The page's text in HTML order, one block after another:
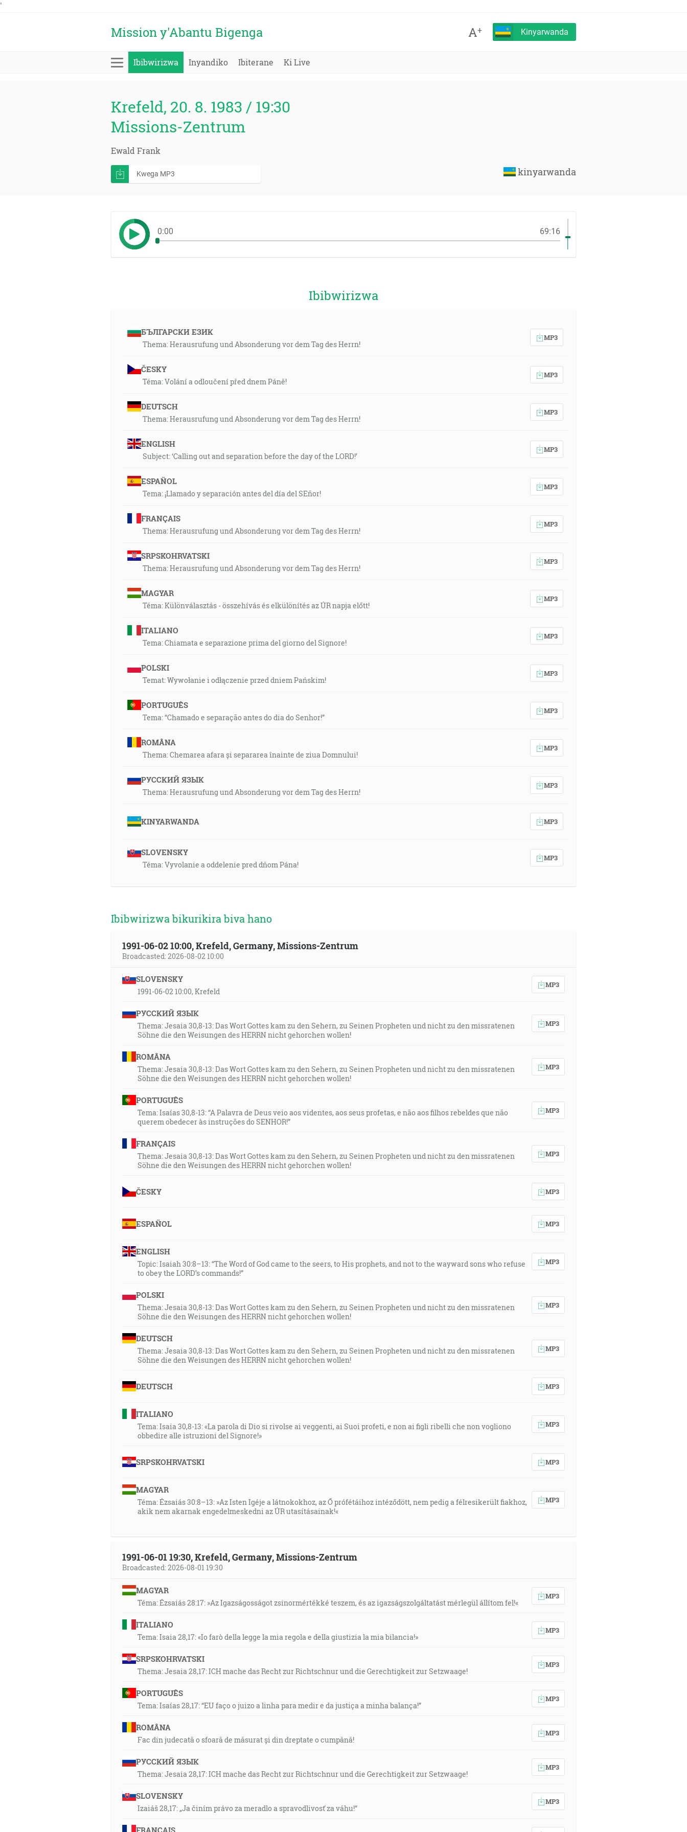
'
Mission y'Abantu Bigenga A+ Kinyarwanda
Ibibwirizwa Inyandiko Ibiterane Ki Live
Krefeld, 20. 8. 1983 / 19:30
Missions-Zentrum
Ewald Frank
kinyarwanda
Kwega MP3
0:00 69:16
Ibibwirizwa
БЪЛГАРСКИ ЕЗИК
Thema: Herausrufung und Absonderung vor dem Tag des Herrn!
MP3
ČESKY
Téma: Volání a odloučení před dnem Páně!
MP3
DEUTSCH
Thema: Herausrufung und Absonderung vor dem Tag des Herrn!
MP3
ENGLISH
Subject: ‘Calling out and separation before the day of the LORD!’
MP3
ESPAÑOL
Tema: ¡Llamado y separación antes del día del SEñor!
MP3
FRANÇAIS
Thema: Herausrufung und Absonderung vor dem Tag des Herrn!
MP3
SRPSKOHRVATSKI
Thema: Herausrufung und Absonderung vor dem Tag des Herrn!
MP3
MAGYAR
Téma: Különválasztás - összehívás és elkülönítés az ÚR napja előtt!
MP3
ITALIANO
Tema: Chiamata e separazione prima del giorno del Signore!
MP3
POLSKI
Temat: Wywołanie i odłączenie przed dniem Pańskim!
MP3
PORTUGUÊS
Tema: “Chamado e separação antes do dia do Senhor!”
MP3
ROMÂNA
Thema: Chemarea afara și separarea înainte de ziua Domnului!
MP3
РУССКИЙ ЯЗЫК
Thema: Herausrufung und Absonderung vor dem Tag des Herrn!
MP3
KINYARWANDA MP3
SLOVENSKY
Téma: Vyvolanie a oddelenie pred dňom Pána!
MP3
Ibibwirizwa bikurikira biva hano
1991-06-02 10:00, Krefeld, Germany, Missions-Zentrum
Broadcasted: 2026-08-02 10:00
SLOVENSKY
1991-06-02 10:00, Krefeld
MP3
РУССКИЙ ЯЗЫК
Thema: Jesaia 30,8-13: Das Wort Gottes kam zu den Sehern, zu Seinen Propheten und nicht zu den missratenen
Söhne die den Weisungen des HERRN nicht gehorchen wollen!
MP3
ROMÂNA
Thema: Jesaia 30,8-13: Das Wort Gottes kam zu den Sehern, zu Seinen Propheten und nicht zu den missratenen
Söhne die den Weisungen des HERRN nicht gehorchen wollen!
MP3
PORTUGUÊS
Tema: Isaías 30,8-13: “A Palavra de Deus veio aos videntes, aos seus profetas, e não aos filhos rebeldes que não
querem obedecer às instruções do SENHOR!”
MP3
FRANÇAIS
Thema: Jesaia 30,8-13: Das Wort Gottes kam zu den Sehern, zu Seinen Propheten und nicht zu den missratenen
Söhne die den Weisungen des HERRN nicht gehorchen wollen!
MP3
ČESKY MP3
ESPAÑOL MP3
ENGLISH
Topic: Isaiah 30:8–13: “The Word of God came to the seers, to His prophets, and not to the wayward sons who refuse
to obey the LORD’s commands!”
MP3
POLSKI
Thema: Jesaia 30,8-13: Das Wort Gottes kam zu den Sehern, zu Seinen Propheten und nicht zu den missratenen
Söhne die den Weisungen des HERRN nicht gehorchen wollen!
MP3
DEUTSCH
Thema: Jesaia 30,8-13: Das Wort Gottes kam zu den Sehern, zu Seinen Propheten und nicht zu den missratenen
Söhne die den Weisungen des HERRN nicht gehorchen wollen!
MP3
DEUTSCH MP3
ITALIANO
Tema: Isaia 30,8-13: «La parola di Dio si rivolse ai veggenti, ai Suoi profeti, e non ai figli ribelli che non vogliono
obbedire alle istruzioni del Signore!»
MP3
SRPSKOHRVATSKI MP3
MAGYAR
Téma: Ézsaiás 30:8–13: »Az Isten Igéje a látnokokhoz, az Ő prófétáihoz intéződött, nem pedig a félresikerült fiakhoz,
akik nem akarnak engedelmeskedni az ÚR utasításainak!«
MP3
1991-06-01 19:30, Krefeld, Germany, Missions-Zentrum
Broadcasted: 2026-08-01 19:30
MAGYAR
Téma: Ézsaiás 28:17: »Az Igazságosságot zsinormértékké teszem, és az igazságszolgáltatást mérlegül állítom fel!«
MP3
ITALIANO
Tema: Isaia 28,17: «Io farò della legge la mia regola e della giustizia la mia bilancia!»
MP3
SRPSKOHRVATSKI
Thema: Jesaia 28,17: ICH mache das Recht zur Richtschnur und die Gerechtigkeit zur Setzwaage!
MP3
PORTUGUÊS
Tema: Isaías 28,17: “EU faço o juizo a linha para medir e da justiça a minha balança!”
MP3
ROMÂNA
Fac din judecată o sfoară de măsurat și din dreptate o cumpănă!
MP3
РУССКИЙ ЯЗЫК
Thema: Jesaia 28,17: ICH mache das Recht zur Richtschnur und die Gerechtigkeit zur Setzwaage!
MP3
SLOVENSKY
Izaiáš 28,17: „Ja činím právo za meradlo a spravodlivosť za váhu!“
MP3
FRANÇAIS